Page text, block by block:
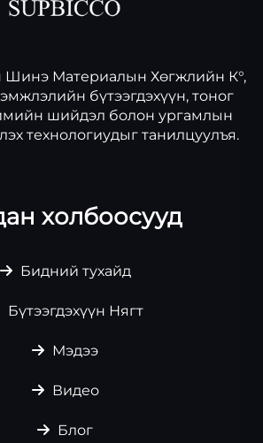
Материалын Хөгжлийн К°,
бүтээгдэхүүн, тоног
шийдэл болон ургамлын
технологиудыг танилцуулъя.
холбоосууд
Бидний тухайд
Бүтээгдэхүүн Нягт
Мэдээ
Видео
Блог